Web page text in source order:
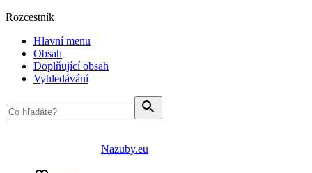
Rozcestník
Hlavní menu
Obsah
Doplňující obsah
Vyhledávání
Nazuby.eu